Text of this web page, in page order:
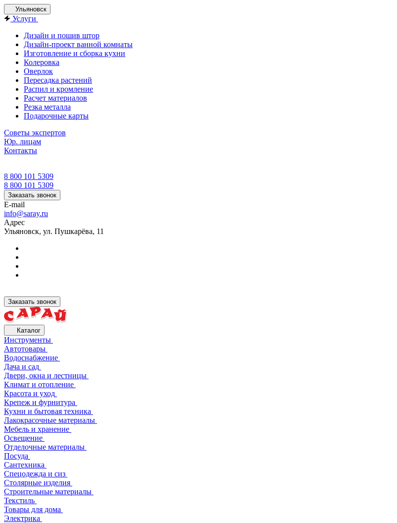
Ульяновск
Услуги
Дизайн и пошив штор
Дизайн-проект ванной комнаты
Изготовление и сборка кухни
Колеровка
Оверлок
Пересадка растений
Распил и кромление
Расчет материалов
Резка металла
Подарочные карты
Советы экспертов
Юр. лицам
Контакты
8 800 101 5309
8 800 101 5309
Заказать звонок
E-mail
info@saray.ru
Адрес
Ульяновск, ул. Пушкарёва, 11
Заказать звонок
Каталог
Инструменты
Автотовары
Водоснабжение
Дача и сад
Двери, окна и лестницы
Климат и отопление
Красота и уход
Крепеж и фурнитура
Кухни и бытовая техника
Лакокрасочные материалы
Мебель и хранение
Освещение
Отделочные материалы
Посуда
Сантехника
Спецодежда и сиз
Столярные изделия
Строительные материалы
Текстиль
Товары для дома
Электрика